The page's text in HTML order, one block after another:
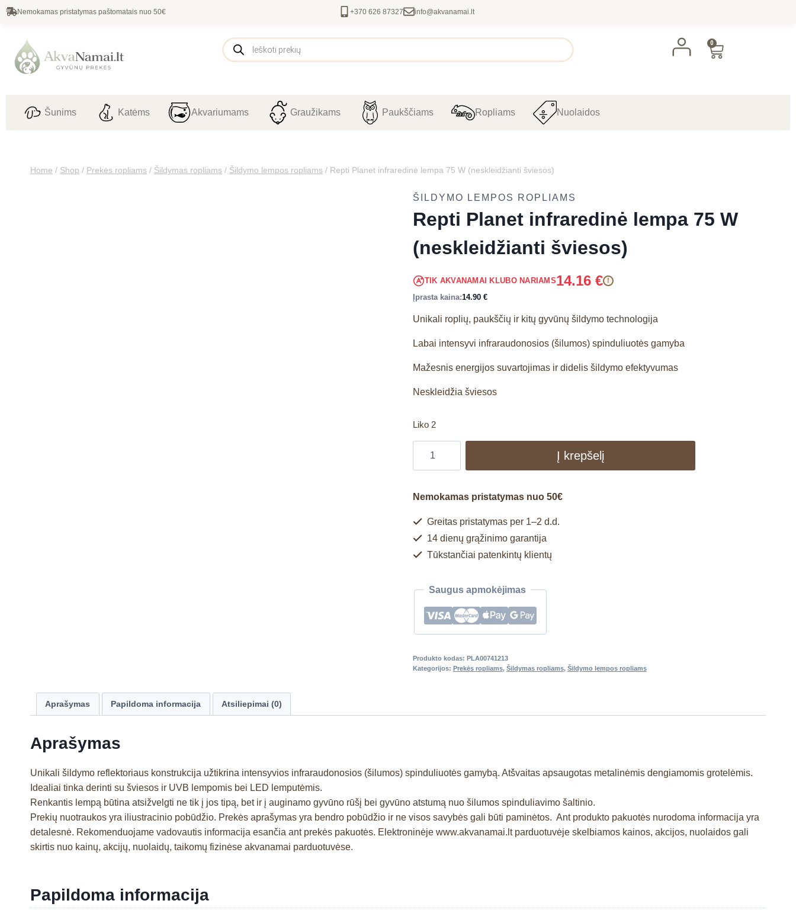
Nemokamas pristatymas paštomatais nuo 50€ +370 626 87327 info@akvanamai.lt
0
Šunims Katėms Akvariumams Graužikams Paukščiams Ropliams Nuolaidos
Home / Shop / Prekės ropliams / Šildymas ropliams / Šildymo lempos ropliams / Repti Planet infraredinė lempa 75 W (neskleidžianti šviesos)
ŠILDYMO LEMPOS ROPLIAMS
Repti Planet infraredinė lempa 75 W
(neskleidžianti šviesos)
TIK AKVANAMAI KLUBO NARIAMS14.16 € !
Įprasta kaina:14.90 €
Unikali roplių, paukščių ir kitų gyvūnų šildymo technologija
Labai intensyvi infraraudonosios (šilumos) spinduliuotės gamyba
Mažesnis energijos suvartojimas ir didelis šildymo efektyvumas
Neskleidžia šviesos
Liko 2
Į krepšelį
Nemokamas pristatymas nuo 50€
Greitas pristatymas per 1–2 d.d.
14 dienų grąžinimo garantija
Tūkstančiai patenkintų klientų
Saugus apmokėjimas
Produkto kodas: PLA00741213
Kategorijos: Prekės ropliams, Šildymas ropliams, Šildymo lempos ropliams
Aprašymas Papildoma informacija Atsiliepimai (0)
Aprašymas
Unikali šildymo reflektoriaus konstrukcija užtikrina intensyvios infraraudonosios (šilumos) spinduliuotės gamybą. Atšvaitas apsaugotas metalinėmis dengiamomis grotelėmis.
Idealiai tinka derinti su šviesos ir UVB lempomis bei LED lemputėmis.
Renkantis lempą būtina atsižvelgti ne tik į jos tipą, bet ir į auginamo gyvūno rūšį bei gyvūno atstumą nuo šilumos spinduliavimo šaltinio.
Prekių nuotraukos yra iliustracinio pobūdžio. Prekės aprašymas yra bendro pobūdžio ir ne visos savybės gali būti paminėtos. Ant produkto pakuotės nurodoma informacija yra
detalesnė. Rekomenduojame vadovautis informacija esančia ant prekės pakuotės. Elektroninėje www.akvanamai.lt parduotuvėje skelbiamos kainos, akcijos, nuolaidos gali
skirtis nuo kainų, akcijų, nuolaidų, taikomų fizinėse akvanamai parduotuvėse.
Papildoma informacija